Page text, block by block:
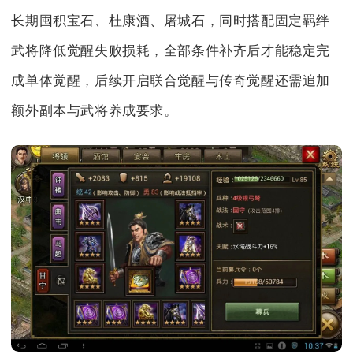
长期囤积宝石、杜康酒、屠城石，同时搭配固定羁绊
武将降低觉醒失败损耗，全部条件补齐后才能稳定完
成单体觉醒，后续开启联合觉醒与传奇觉醒还需追加
额外副本与武将养成要求。